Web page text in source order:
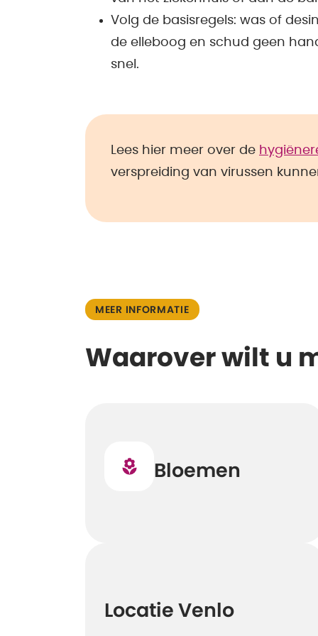
Volg de basisregels: was of
de elleboog en schud geen
snel.
Lees hier meer over de
verspreiding van virussen
MEER INFORMATIE
Waarover wilt u
Bloemen
Locatie Venlo